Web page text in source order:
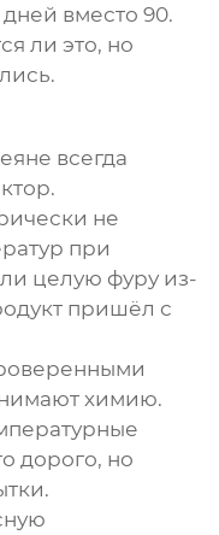
дней вместо 90.
ли это, но
всегда
не
при
целую фуру из-
пришёл с
химию.
дорого, но